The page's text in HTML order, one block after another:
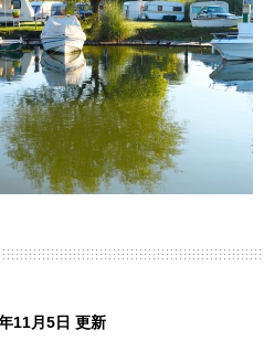
11月5日 更新